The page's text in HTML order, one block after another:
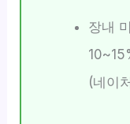
장내
(네이